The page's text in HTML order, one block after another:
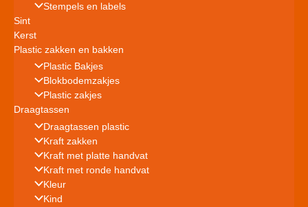
Stempels en labels
Sint
Kerst
Plastic zakken en bakken
Plastic Bakjes
Blokbodemzakjes
Plastic zakjes
Draagtassen
Draagtassen plastic
Kraft zakken
Kraft met platte handvat
Kraft met ronde handvat
Kleur
Kind